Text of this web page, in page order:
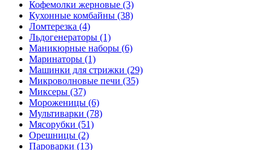
Кофемолки жерновые (3)
Кухонные комбайны (38)
Ломтерезка (4)
Льдогенераторы (1)
Маникюрные наборы (6)
Маринаторы (1)
Машинки для стрижки (29)
Микроволновые печи (35)
Миксеры (37)
Мороженицы (6)
Мультиварки (78)
Мясорубки (51)
Орешницы (2)
Пароварки (13)